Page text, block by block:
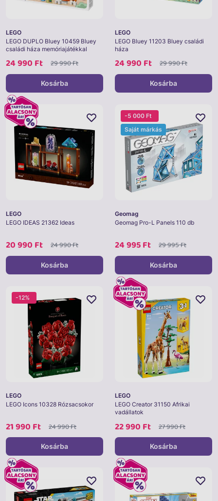
LEGO
LEGO DUPLO Bluey 10459 Bluey
családi háza memóriajátékkal
24 990 Ft 29 990 Ft
Kosárba
LEGO
LEGO Bluey 11203 Bluey családi
háza
24 990 Ft 29 990 Ft
Kosárba
LEGO
LEGO IDEAS 21362 Ideas
20 990 Ft 24 990 Ft
Kosárba
Geomag
Geomag Pro-L Panels 110 db
24 995 Ft 29 995 Ft
-5 000 Ft
Saját márkás
Kosárba
LEGO
LEGO Icons 10328 Rózsacsokor
21 990 Ft 24 990 Ft
-12%
Kosárba
LEGO
LEGO Creator 31150 Afrikai
vadállatok
22 990 Ft 27 990 Ft
Kosárba